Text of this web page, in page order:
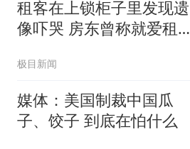
租客在上锁柜子里发现遗
像吓哭 房东曾称就爱租给
极目新闻
媒体：美国制裁中国瓜
子、饺子 到底在怕什么